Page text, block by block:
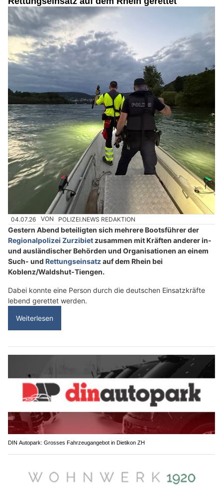
04.07.26 VON POLIZEI.NEWS REDAKTION
Gestern Abend beteiligten sich mehrere Bootsführer der
Regionalpolizei Zurzibiet zusammen mit Kräften anderer in-
und ausländischer Behörden und Organisationen an einem
Such- und Rettungseinsatzauf dem Rhein bei
Koblenz/Waldshut-Tiengen.
Dabei konnte eine Person durch die deutschen Einsatzkräfte
lebend gerettet werden.
Weiterlesen
DIN Autopark: Grosses Fahrzeugangebot in Dietikon ZH